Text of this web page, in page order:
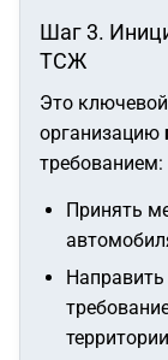
Шаг 3.
ТСЖ
Это
организацию
требованием:
Принять
Направить